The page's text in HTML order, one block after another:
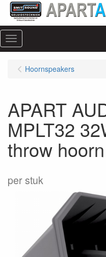
Menu
Hoornspeakers
APART
MPLT32
throw
per stuk